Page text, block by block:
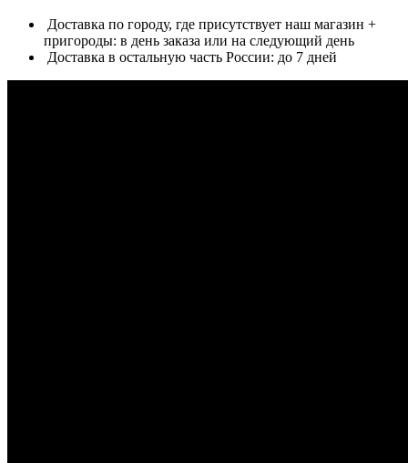
Доставка по городу, где присутствует наш магазин +
пригороды: в день заказа или на следующий день
Доставка в остальную часть России: до 7 дней